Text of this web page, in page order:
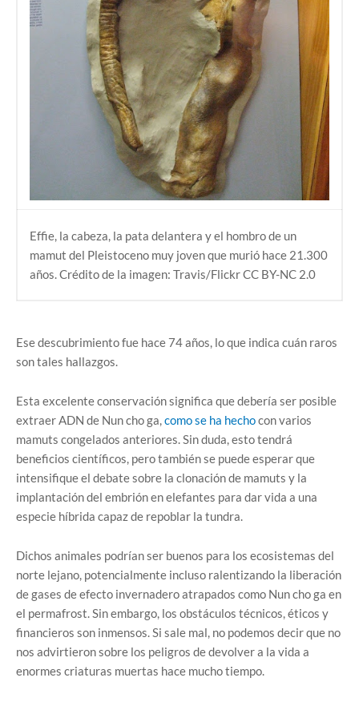
Effie, la cabeza, la pata delantera y el hombro de un
mamut del Pleistoceno muy joven que murió hace 21.300
años. Crédito de la imagen: Travis/FlickrCC BY-NC 2.0
Ese descubrimiento fue hace 74 años, lo que indica cuán raros
son tales hallazgos.
Esta excelente conservación significa que debería ser posible
extraer ADN de Nun cho ga,como se ha hechocon varios
mamuts congelados anteriores. Sin duda, esto tendrá
beneficios científicos, pero también se puede esperar que
intensifique el debate sobre la clonación de mamuts y la
implantación del embrión en elefantes para dar vida a una
especie híbrida capaz de repoblar la tundra.
Dichos animales podrían ser buenos para los ecosistemas del
norte lejano, potencialmente incluso ralentizando la liberación
de gases de efecto invernadero atrapados como Nun cho ga en
el permafrost. Sin embargo, los obstáculos técnicos, éticos y
financieros son inmensos. Si sale mal, no podemos decir que no
nos advirtieron sobre los peligros de devolver a la vida a
enormes criaturas muertas hace mucho tiempo.